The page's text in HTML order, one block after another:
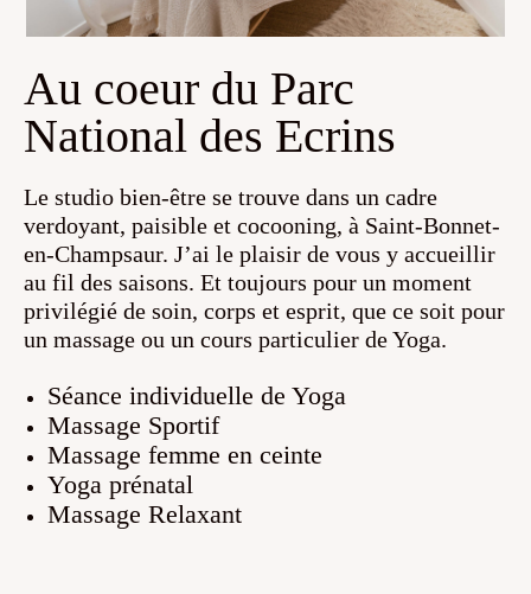
Au coeur du Parc
National des Ecrins
Le studio bien-être se trouve dans un cadre
verdoyant, paisible et cocooning, à Saint-Bonnet-
en-Champsaur. J’ai le plaisir de vous y accueillir
au fil des saisons. Et toujours pour un moment
privilégié de soin, corps et esprit, que ce soit pour
un massage ou un cours particulier de Yoga.
Séance individuelle de Yoga
Massage Sportif
Massage femme en ceinte
Yoga prénatal
Massage Relaxant
Paula REYNAUD
Le Studio Bien-être
06 16 28 13 37
3 rue du Drac,
05500, Saint-Bonnet
paula.reynaudp@gmail.com